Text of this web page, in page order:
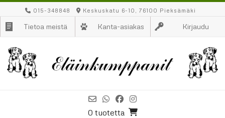
to
content
015-348848 Keskuskatu 6-10, 76100 Pieksämäki
Tietoa meistä Kanta-asiakas Kirjaudu
0 tuotetta